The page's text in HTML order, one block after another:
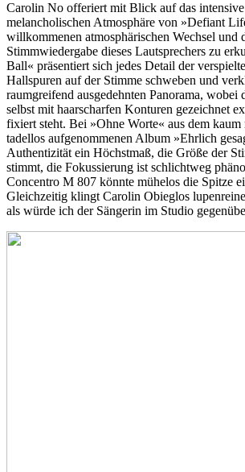
Carolin No offeriert mit Blick auf das
melancholischen Atmosphäre von »Defiant
willkommenen atmosphärischen Wechsel und
Stimmwiedergabe dieses Lautsprechers zu
Ball« präsentiert sich jedes Detail der
Hallspuren auf der Stimme schweben und
raumgreifend ausgedehnten Panorama, wobei
selbst mit haarscharfen Konturen gezeichnet
fixiert steht. Bei »Ohne Worte« aus dem kaum
tadellos aufgenommenen Album »Ehrlich
Authentizität ein Höchstmaß, die Größe der
stimmt, die Fokussierung ist schlichtweg
Concentro M 807 könnte mühelos die Spitze
Gleichzeitig klingt Carolin Obieglos
als würde ich der Sängerin im Studio